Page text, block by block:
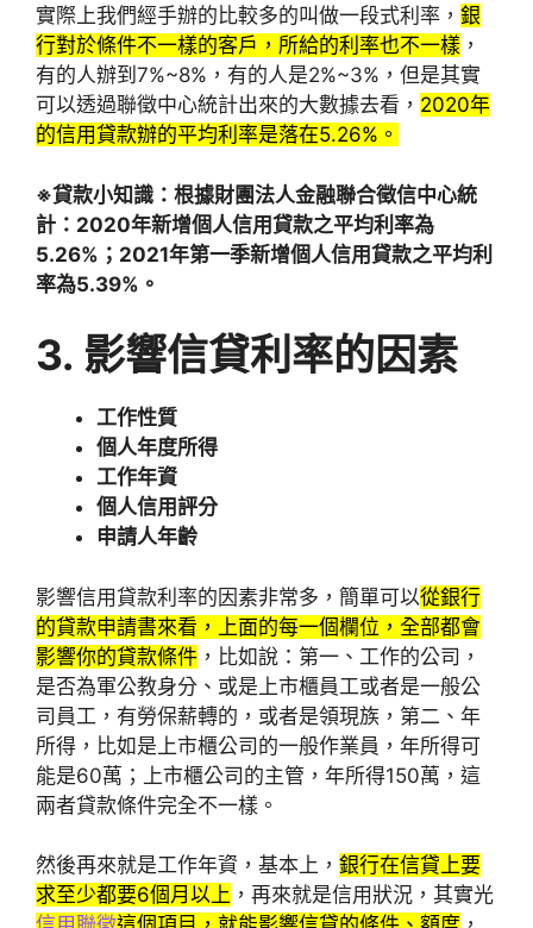
實際上我們經手辦的比較多的叫做一段式利率， 銀
行對於條件不一樣的客戶，所給的利率也不一樣 ，
有的人辦到7%~8%，有的人是2%~3%，但是其實
可以透過聯徵中心統計出來的大數據去看， 2020年
的信用貸款辦的平均利率是落在5.26%。
※貸款小知識： 根據財團法人金融聯合徵信中心統
計：2020年新增個人信用貸款之平均利率為
5.26%；2021年第一季新增個人信用貸款之平均利
率為5.39%。
3. 影響信貸利率的因素
工作性質
個人年度所得
工作年資
個人信用評分
申請人年齡
影響信用貸款利率的因素非常多，簡單可以從銀行
的貸款申請書來看，上面的每一個欄位，全部都會
影響你的貸款條件 ，比如說：第一、工作的公司，
是否為軍公教身分、或是上市櫃員工或者是一般公
司員工，有勞保薪轉的，或者是領現族，第二、年
所得，比如是上市櫃公司的一般作業員，年所得可
能是60萬；上市櫃公司的主管，年所得150萬，這
兩者貸款條件完全不一樣。
然後再來就是工作年資，基本上， 銀行在信貸上要
求至少都要6個月以上 ，再來就是信用狀況，其實光